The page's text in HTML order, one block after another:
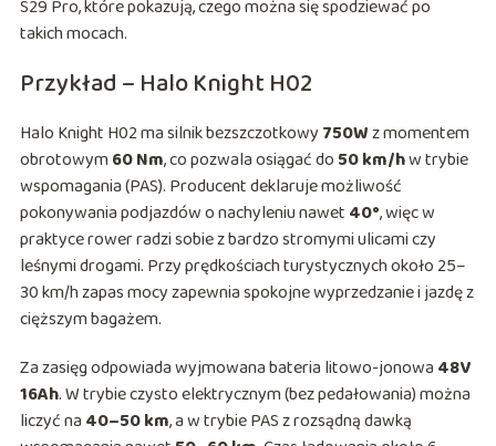
S29 Pro, które pokazują, czego można się spodziewać po
takich mocach.
Przykład – Halo Knight H02
Halo Knight H02 ma silnik bezszczotkowy 750Wz momentem
obrotowym60 Nm, co pozwala osiągać do 50 km/hw trybie
wspomagania (PAS). Producent deklaruje możliwość
pokonywania podjazdów o nachyleniu nawet 40°, więc w
praktyce rower radzi sobie z bardzo stromymi ulicami czy
leśnymi drogami. Przy prędkościach turystycznych około 25–
30 km/h zapas mocy zapewnia spokojne wyprzedzanie i jazdę z
cięższym bagażem.
Za zasięg odpowiada wyjmowana bateria litowo-jonowa 48V
16Ah. W trybie czysto elektrycznym (bez pedałowania) można
liczyć na 40–50 km, a w trybie PAS z rozsądną dawką